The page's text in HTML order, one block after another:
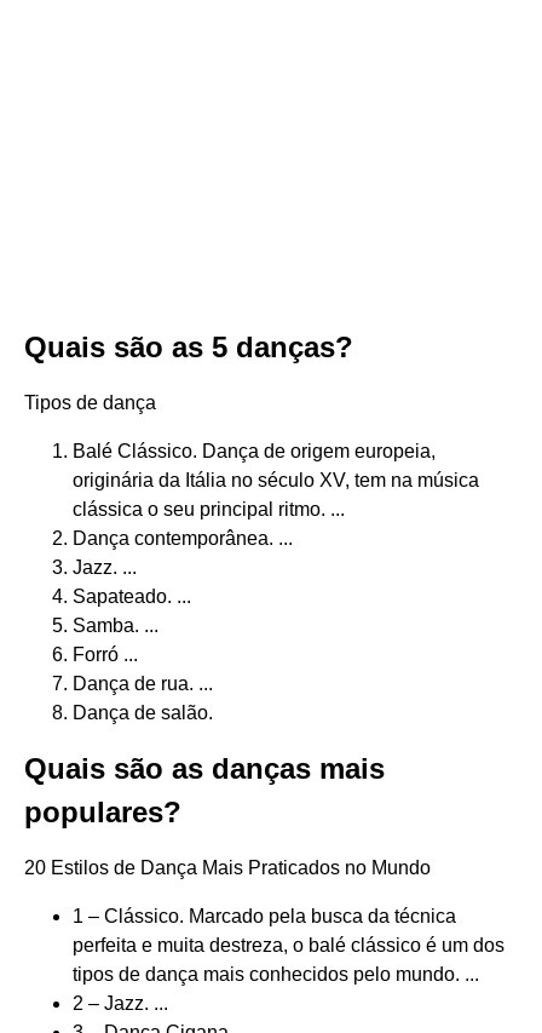
Quais são as 5 danças?
Tipos de dança
Balé Clássico. Dança de origem europeia,
originária da Itália no século XV, tem na música
clássica o seu principal ritmo. ...
Dança contemporânea. ...
Jazz. ...
Sapateado. ...
Samba. ...
Forró ...
Dança de rua. ...
Dança de salão.
Quais são as danças mais
populares?
20 Estilos de Dança Mais Praticados no Mundo
1 – Clássico. Marcado pela busca da técnica
perfeita e muita destreza, o balé clássico é um dos
tipos de dança mais conhecidos pelo mundo. ...
2 – Jazz. ...